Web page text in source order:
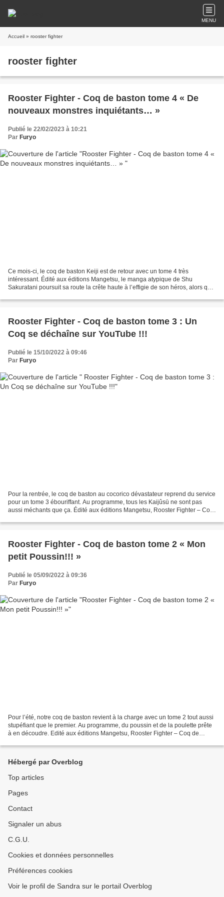
MENU
Accueil » rooster fighter
rooster fighter
Rooster Fighter - Coq de baston tome 4 « De
nouveaux monstres inquiétants… »
Publié le 22/02/2023 à 10:21
Par Furyo
Ce mois-ci, le coq de baston Keiji est de retour avec un tome 4 très
intéressant. Édité aux éditions Mangetsu, le manga atypique de Shu
Sakuratani poursuit sa route la crête haute à l’effigie de son héros, alors que
Rooster Fighter - Coq de baston tome 3 : Un
Coq se déchaîne sur YouTube !!!
Publié le 15/10/2022 à 09:46
Par Furyo
Pour la rentrée, le coq de baston au cocorico dévastateur reprend du service
pour un tome 3 ébouriffant. Au programme, tous les Kaijûsū ne sont pas
aussi méchants que ça. Édité aux éditions Mangetsu, Rooster Fighter – Coq
Rooster Fighter - Coq de baston tome 2 « Mon
petit Poussin!!! »
Publié le 05/09/2022 à 09:36
Par Furyo
Pour l’été, notre coq de baston revient à la charge avec un tome 2 tout aussi
stupéfiant que le premier. Au programme, du poussin et de la poulette prête
à en découdre. Edité aux éditions Mangetsu, Rooster Fighter – Coq de
Hébergé par Overblog
Top articles
Pages
Contact
Signaler un abus
C.G.U.
Cookies et données personnelles
Préférences cookies
Voir le profil de Sandra sur le portail Overblog